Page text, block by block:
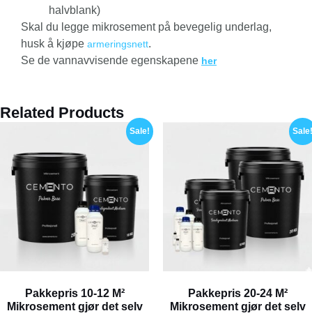
halvblank)
Skal du legge mikrosement på bevegelig underlag,
husk å kjøpe armeringsnett.
Se de vannavvisende egenskapene her
Related Products
Sale!
Pakkepris 10-12 M²
Mikrosement gjør det selv
Pakkepris 20-24 M²
Mikrosement gjør det selv